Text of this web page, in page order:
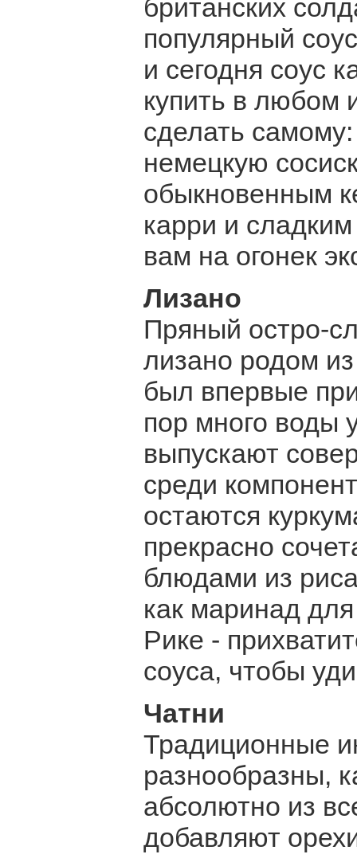
британских
популярный
и сегодня соус
купить в любом
сделать
немецкую
обыкновенным
карри и
вам на огонек
Лизано
Пряный остро-
лизано родом
был впервые
пор много воды
выпускают
среди
остаются
прекрасно
блюдами из
как маринад
Рике -
соуса, чтобы
Чатни
Традиционные
разнообразны,
абсолютно из
добавляют